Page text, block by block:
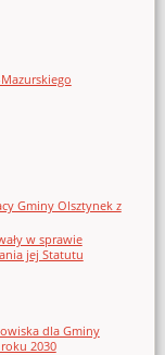
Gminy Olsztynek z
w sprawie
jej Statutu
dla Gminy
2030